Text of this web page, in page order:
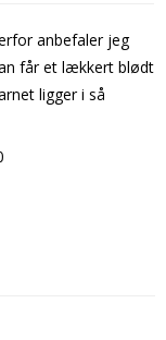
anbefaler jeg
får et lækkert blødt
ligger i så